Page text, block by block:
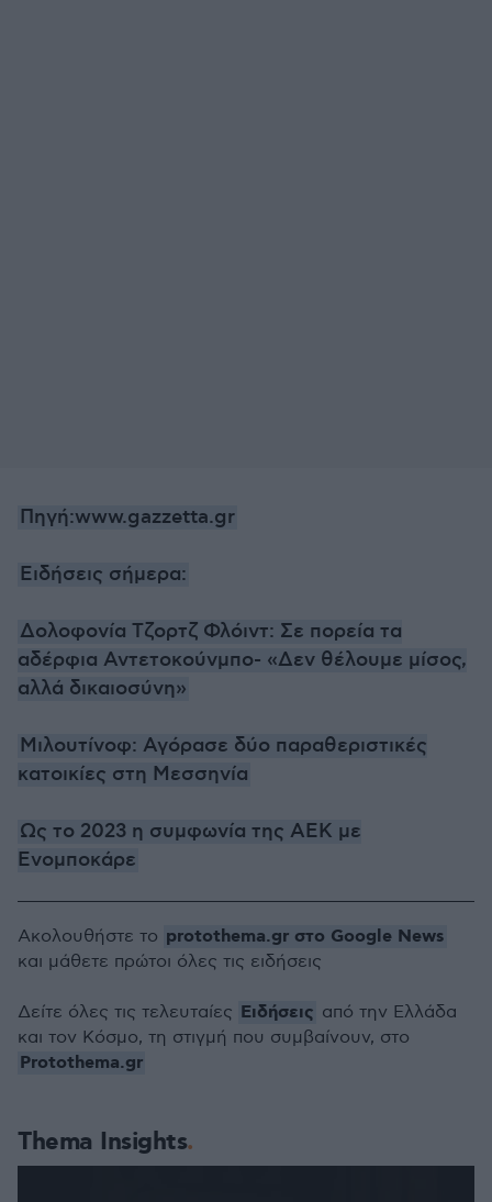
Πηγή:www.gazzetta.gr
Ειδήσεις σήμερα:
Δολοφονία Τζορτζ Φλόιντ: Σε πορεία τα
αδέρφια Αντετοκούνμπο- «Δεν θέλουμε μίσος,
αλλά δικαιοσύνη»
Μιλουτίνοφ: Αγόρασε δύο παραθεριστικές
κατοικίες στη Μεσσηνία
Ως το 2023 η συμφωνία της ΑΕΚ με
Ενομποκάρε
Thema Insights
Ακολουθήστε το protothema.gr στο Google News
και μάθετε πρώτοι όλες τις ειδήσεις
Δείτε όλες τις τελευταίες Ειδήσεις από την Ελλάδα
και τον Κόσμο, τη στιγμή που συμβαίνουν, στο
Protothema.gr